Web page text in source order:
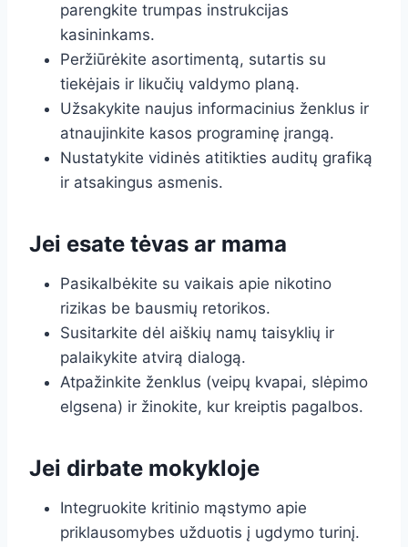
parengkite trumpas instrukcijas
kasininkams.
Peržiūrėkite asortimentą, sutartis su
tiekėjais ir likučių valdymo planą.
Užsakykite naujus informacinius ženklus ir
atnaujinkite kasos programinę įrangą.
Nustatykite vidinės atitikties auditų grafiką
ir atsakingus asmenis.
Jei esate tėvas ar mama
Pasikalbėkite su vaikais apie nikotino
rizikas be bausmių retorikos.
Susitarkite dėl aiškių namų taisyklių ir
palaikykite atvirą dialogą.
Atpažinkite ženklus (veipų kvapai, slėpimo
elgsena) ir žinokite, kur kreiptis pagalbos.
Jei dirbate mokykloje
Integruokite kritinio mąstymo apie
priklausomybes užduotis į ugdymo turinį.